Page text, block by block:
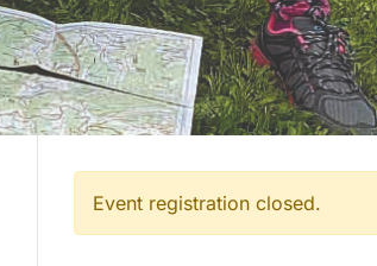
Event registration closed.